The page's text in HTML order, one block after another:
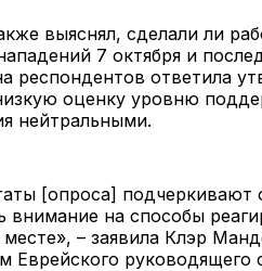
выяснял, сделали ли
7 октября и
респондентов ответила
оценку уровню
нейтральными.
[опроса]
внимание на способы
– заявила Клэр
Еврейского руководящего